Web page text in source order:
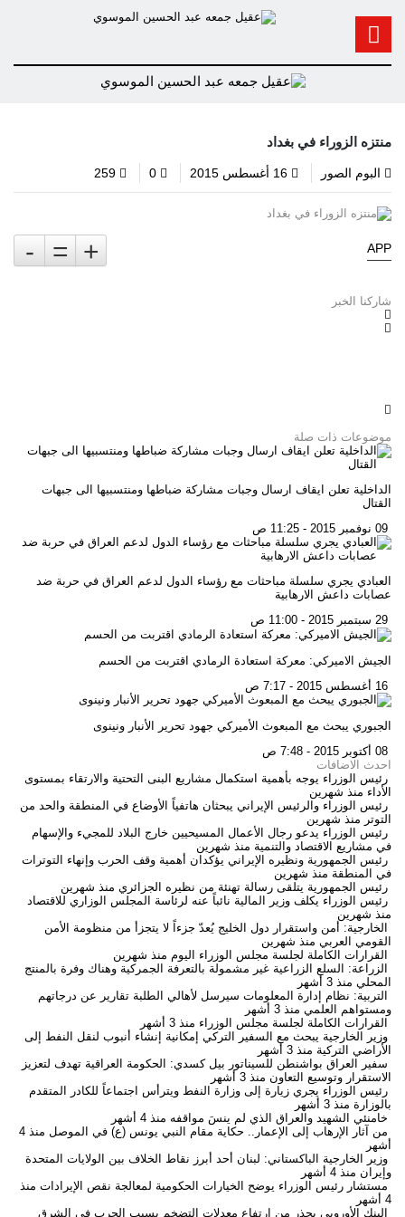
منتزه الزوراء في بغداد
البوم الصور
APP
+
=
-
شاركنا الخبر
موضوعات ذات صلة
الداخلية تعلن ايقاف ارسال وجبات مشاركة ضباطها ومنتسبيها الى جبهات
القتال
العبادي يجري سلسلة مباحثات مع رؤساء الدول لدعم العراق في حربة ضد
عصابات داعش الارهابية
الجيش الاميركي: معركة استعادة الرمادي اقتربت من الحسم
الجبوري يبحث مع المبعوث الأميركي جهود تحرير الأنبار ونينوى
احدث الاضافات
رئيس الوزراء يوجه بأهمية استكمال مشاريع البنى التحتية والارتقاء بمستوى
الأداء منذ شهرين
رئيس الوزراء والرئيس الإيراني يبحثان هاتفياً الأوضاع في المنطقة والحد من
التوتر منذ شهرين
رئيس الوزراء يدعو رجال الأعمال المسيحيين خارج البلاد للمجيء والإسهام
في مشاريع الاقتصاد والتنمية منذ شهرين
رئيس الجمهورية ونظيره الإيراني يؤكدان أهمية وقف الحرب وإنهاء التوترات
في المنطقة منذ شهرين
رئيس الجمهورية يتلقى رسالة تهنئة من نظيره الجزائري منذ شهرين
رئيس الوزراء يكلف وزير المالية نائباً عنه لرئاسة المجلس الوزاري للاقتصاد
منذ شهرين
الخارجية: أمن واستقرار دول الخليج يُعدّ جزءاً لا يتجزأ من منظومة الأمن
القومي العربي منذ شهرين
القرارات الكاملة لجلسة مجلس الوزراء اليوم منذ شهرين
الزراعة: السلع الزراعية غير مشمولة بالتعرفة الجمركية وهناك وفرة بالمنتج
المحلي منذ 3 أشهر
التربية: نظام إدارة المعلومات سيرسل لأهالي الطلبة تقارير عن درجاتهم
ومستواهم العلمي منذ 3 أشهر
القرارات الكاملة لجلسة مجلس الوزراء منذ 3 أشهر
وزير الخارجية يبحث مع السفير التركي إمكانية إنشاء أنبوب لنقل النفط إلى
الأراضي التركية منذ 3 أشهر
سفير العراق بواشنطن للسيناتور بيل كسدي: الحكومة العراقية تهدف لتعزيز
الاستقرار وتوسيع التعاون منذ 3 أشهر
رئيس الوزراء يجري زيارة إلى وزارة النفط ويترأس اجتماعاً للكادر المتقدم
بالوزارة منذ 3 أشهر
خامنئي الشهيد والعراق الذي لم ينسَ مواقفه منذ 4 أشهر
من آثار الإرهاب إلى الإعمار.. حكاية مقام النبي يونس (ع) في الموصل
منذ 4
أشهر
وزير الخارجية الباكستاني: لبنان أحد أبرز نقاط الخلاف بين الولايات المتحدة
وإيران منذ 4 أشهر
مستشار رئيس الوزراء يوضح الخيارات الحكومية لمعالجة نقص الإيرادات منذ
4 أشهر
البنك الأوروبي يحذر من ارتفاع معدلات التضخم بسبب الحرب في الشرق